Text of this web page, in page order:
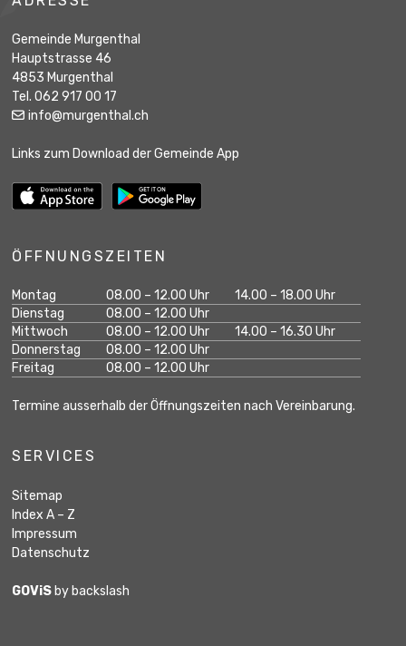
Gemeinde Murgenthal
Hauptstrasse 46
4853 Murgenthal
Tel. 062 917 00 17
info@murgenthal.ch
Links zum Download der Gemeinde App
ÖFFNUNGSZEITEN
Wochentag Öffnungszeiten Vormittag Öffnungszeiten
Montag 08.00 – 12.00 Uhr
14.00 – 18.00 Uhr
Dienstag
08.00 – 12.00 Uhr
Mittwoch
08.00 – 12.00 Uhr
14.00 – 16.30 Uhr
Donnerstag
08.00 – 12.00 Uhr
Freitag
08.00 – 12.00 Uhr
Termine ausserhalb der Öffnungszeiten nach Vereinbarung.
SERVICES
Sitemap
Index A – Z
Impressum
Datenschutz
GOViS by backslash